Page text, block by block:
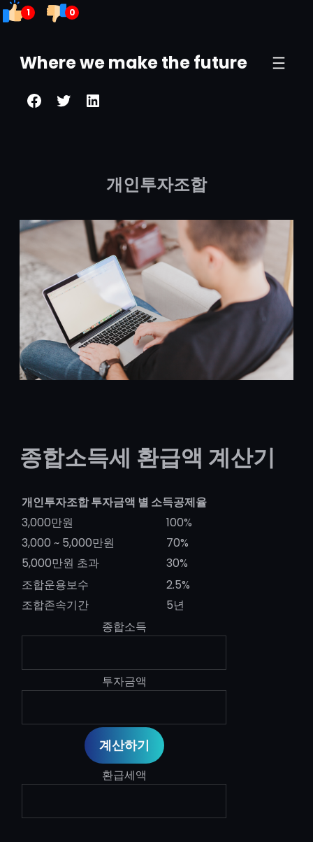
1 0
Where we make the future
Facebook
TwitterLinkedIn
개인투자조합
종합소득세 환급액 계산기
개인투자조합 투자금액 별 소득공제율
3,000만원
100%
3,000 ~ 5,000만원
70%
5,000만원 초과
30%
조합운용보수
2.5%
조합존속기간
5년
종합소득
투자금액
환급세액